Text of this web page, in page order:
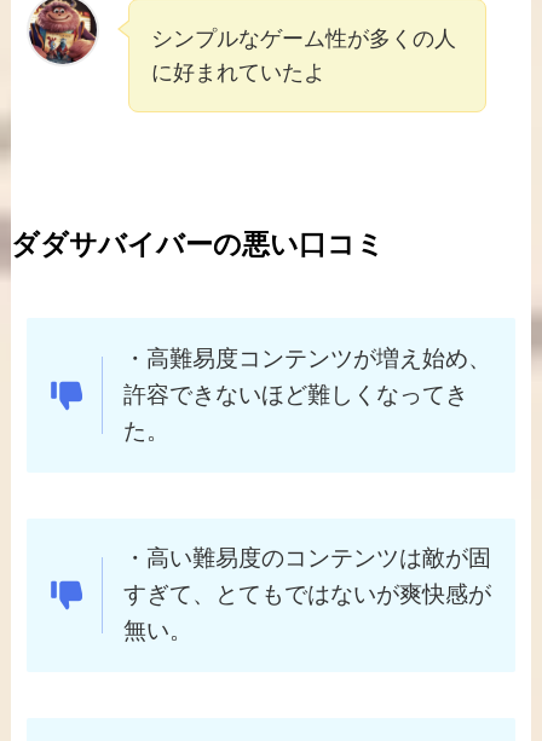
シンプルなゲーム性が多くの人
に好まれていたよ
ダダサバイバーの悪い口コミ
・高難易度コンテンツが増え始め、
許容できないほど難しくなってき
た。
・高い難易度のコンテンツは敵が固
すぎて、とてもではないが爽快感が
無い。